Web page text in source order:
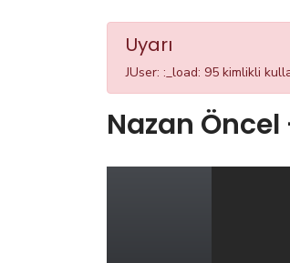
Uyarı
JUser: :_load: 95 kimlikli
Nazan